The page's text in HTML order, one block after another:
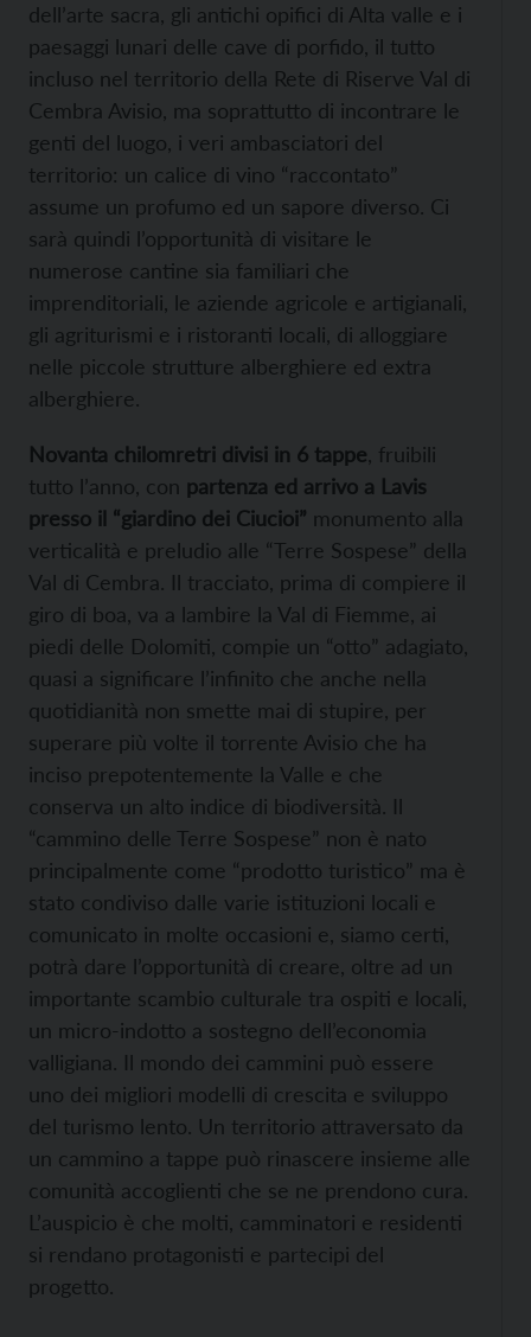
dell’arte sacra, gli antichi opifici di Alta valle e i
paesaggi lunari delle cave di porfido, il tutto
incluso nel territorio della Rete di Riserve Val di
Cembra Avisio, ma soprattutto di incontrare le
genti del luogo, i veri ambasciatori del
territorio: un calice di vino “raccontato”
assume un profumo ed un sapore diverso. Ci
sarà quindi l’opportunità di visitare le
numerose cantine sia familiari che
imprenditoriali, le aziende agricole e artigianali,
gli agriturismi e i ristoranti locali, di alloggiare
nelle piccole strutture alberghiere ed extra
alberghiere.
Novanta chilomretri divisi in 6 tappe , fruibili
tutto l’anno, con partenza ed arrivo a Lavis
presso il “giardino dei Ciucioi” monumento alla
verticalità e preludio alle “Terre Sospese” della
Val di Cembra. Il tracciato, prima di compiere il
giro di boa, va a lambire la Val di Fiemme, ai
piedi delle Dolomiti, compie un “otto” adagiato,
quasi a significare l’infinito che anche nella
quotidianità non smette mai di stupire, per
superare più volte il torrente Avisio che ha
inciso prepotentemente la Valle e che
conserva un alto indice di biodiversità. Il
“cammino delle Terre Sospese” non è nato
principalmente come “prodotto turistico” ma è
stato condiviso dalle varie istituzioni locali e
comunicato in molte occasioni e, siamo certi,
potrà dare l’opportunità di creare, oltre ad un
importante scambio culturale tra ospiti e locali,
un micro-indotto a sostegno dell’economia
valligiana. Il mondo dei cammini può essere
uno dei migliori modelli di crescita e sviluppo
del turismo lento. Un territorio attraversato da
un cammino a tappe può rinascere insieme alle
comunità accoglienti che se ne prendono cura.
L’auspicio è che molti, camminatori e residenti
si rendano protagonisti e partecipi del
progetto.